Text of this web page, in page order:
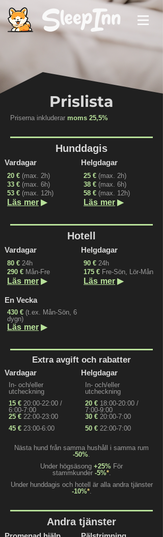
Prislista
Priserna inkluderar moms 25,5%
Hunddagis
Vardagar
20 € (max. 2h)
33 € (max. 6h)
53 € (max. 12h)
Läs mer ▶
Helgdagar
25 € (max. 2h)
38 € (max. 6h)
58 € (max. 12h)
Läs mer ▶
Hotell
Vardagar
80 € 24h
290 € Mån-Fre
Läs mer ▶
Helgdagar
90 € 24h
175 € Fre-Sön, Lör-Mån
Läs mer ▶
En Vecka
430 € (t.ex. Mån-Sön, 6
dygn)
Läs mer ▶
Extra avgift och rabatter
Vardagar
In- och/eller
utcheckning
15 € 20:00-22:00 /
6:00-7:00
25 € 22:00-23:00
45 € 23:00-6:00
Helgdagar
In- och/eller
utcheckning
20 € 18:00-20:00 /
7:00-9:00
30 € 20:00-7:00
50 € 22:00-7:00
Nästa hund från samma hushåll i samma rum
-50%.
Under högsäsong +25% För
stammkunder -5%*.
Under hunddagis och hotell är alla andra tjänster
-10%*.
Andra tjänster